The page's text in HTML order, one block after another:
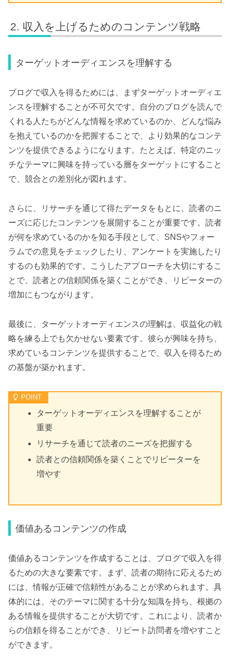
収入を上げるためのコンテンツ戦略
ターゲットオーディエンスを理解する
ブログで収入を得るためには、まずターゲットオーディエ
ンスを理解することが不可欠です。自分のブログを読んで
くれる人たちがどんな情報を求めているのか、どんな悩み
を抱えているのかを把握することで、より効果的なコンテ
ンツを提供できるようになります。たとえば、特定のニッ
チなテーマに興味を持っている層をターゲットにすること
で、競合との差別化が図れます。
さらに、リサーチを通じて得たデータをもとに、読者のニ
ーズに応じたコンテンツを展開することが重要です。読者
が何を求めているのかを知る手段として、SNSやフォー
ラムでの意見をチェックしたり、アンケートを実施したり
するのも効果的です。こうしたアプローチを大切にするこ
とで、読者との信頼関係を築くことができ、リピーターの
増加にもつながります。
最後に、ターゲットオーディエンスの理解は、収益化の戦
略を練る上でも欠かせない要素です。彼らが興味を持ち、
求めているコンテンツを提供することで、収入を得るため
の基盤が築かれます。
ターゲットオーディエンスを理解することが
重要
リサーチを通じて読者のニーズを把握する
読者との信頼関係を築くことでリピーターを
増やす
価値あるコンテンツの作成
価値あるコンテンツを作成することは、ブログで収入を得
るための大きな要素です。まず、読者の期待に応えるため
には、情報が正確で信頼性があることが求められます。具
体的には、そのテーマに関する十分な知識を持ち、根拠の
ある情報を提供することが大切です。これにより、読者か
らの信頼を得ることができ、リピート訪問者を増やすこと
ができます。